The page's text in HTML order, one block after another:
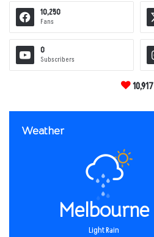
10,250
Fans
0
Subscribers
10,917
Weather
Melbourne
Light Rain